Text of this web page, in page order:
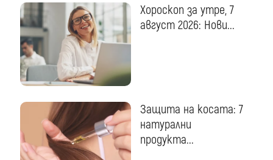
Хороскоп за утре, 7
август 2026: Нови...
Защита на косата: 7
натурални
продукта...